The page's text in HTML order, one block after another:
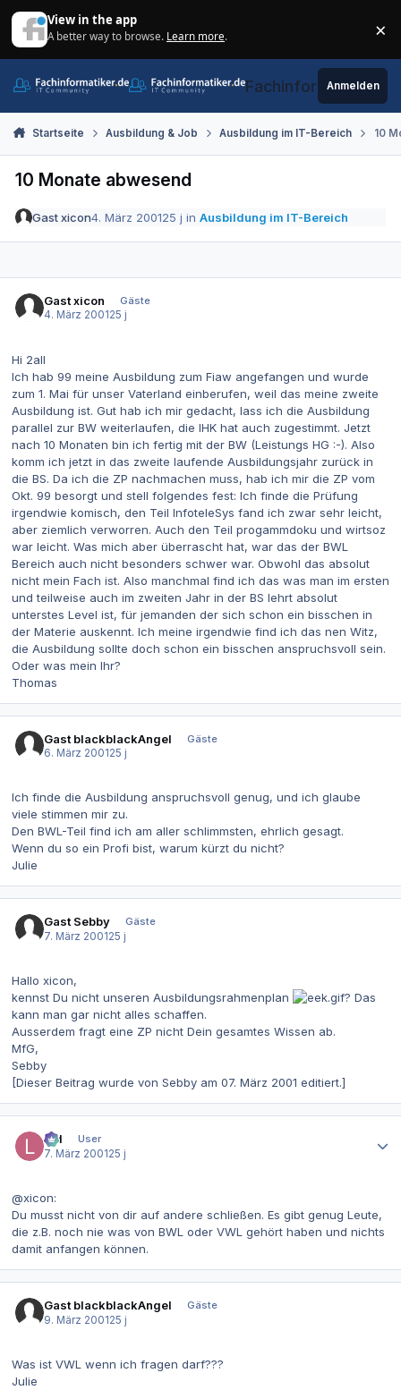
View in the app
A better way to browse. Learn more. ×
Fachinformatiker.de
Anmelden
Startseite Ausbildung & Job Ausbildung im IT-Bereich 10
10 Monate abwesend
Gast xicon4. März 200125 j inAusbildung im IT-Bereich
Gast xicon
Gäste
4. März 2001 25 j
Hi 2all
Ich hab 99 meine Ausbildung zum Fiaw angefangen und wurde
zum 1. Mai für unser Vaterland einberufen, weil das meine zweite
Ausbildung ist. Gut hab ich mir gedacht, lass ich die Ausbildung
parallel zur BW weiterlaufen, die IHK hat auch zugestimmt. Jetzt
nach 10 Monaten bin ich fertig mit der BW (Leistungs HG :-). Also
komm ich jetzt in das zweite laufende Ausbildungsjahr zurück in
die BS. Da ich die ZP nachmachen muss, hab ich mir die ZP vom
Okt. 99 besorgt und stell folgendes fest: Ich finde die Prüfung
irgendwie komisch, den Teil InfoteleSys fand ich zwar sehr leicht,
aber ziemlich verworren. Auch den Teil progammdoku und wirtsoz
war leicht. Was mich aber überrascht hat, war das der BWL
Bereich auch nicht besonders schwer war. Obwohl das absolut
nicht mein Fach ist. Also manchmal find ich das was man im ersten
und teilweise auch im zweiten Jahr in der BS lehrt absolut
unterstes Level ist, für jemanden der sich schon ein bisschen in
der Materie auskennt. Ich meine irgendwie find ich das nen Witz,
die Ausbildung sollte doch schon ein bisschen anspruchsvoll sein.
Oder was mein Ihr?
Thomas
Gast blackblackAngel
Gäste
6. März 200125 j
Ich finde die Ausbildung anspruchsvoll genug, und ich glaube
viele stimmen mir zu.
Den BWL-Teil find ich am aller schlimmsten, ehrlich gesagt.
Wenn du so ein Profi bist, warum kürzt du nicht?
Julie
Gast Sebby
Gäste
7. März 200125 j
Hallo xicon,
kennst Du nicht unseren Ausbildungsrahmenplan
? Das
kann man gar nicht alles schaffen.
Ausserdem fragt eine ZP nicht Dein gesamtes Wissen ab.
MfG,
Sebby
[Dieser Beitrag wurde von Sebby am 07. März 2001 editiert.]
lpd
User
7. März 200125 j
@xicon:
Du musst nicht von dir auf andere schließen. Es gibt genug Leute,
die z.B. noch nie was von BWL oder VWL gehört haben und nichts
damit anfangen können.
Gast blackblackAngel
Gäste
9. März 200125 j
Was ist VWL wenn ich fragen darf???
Julie